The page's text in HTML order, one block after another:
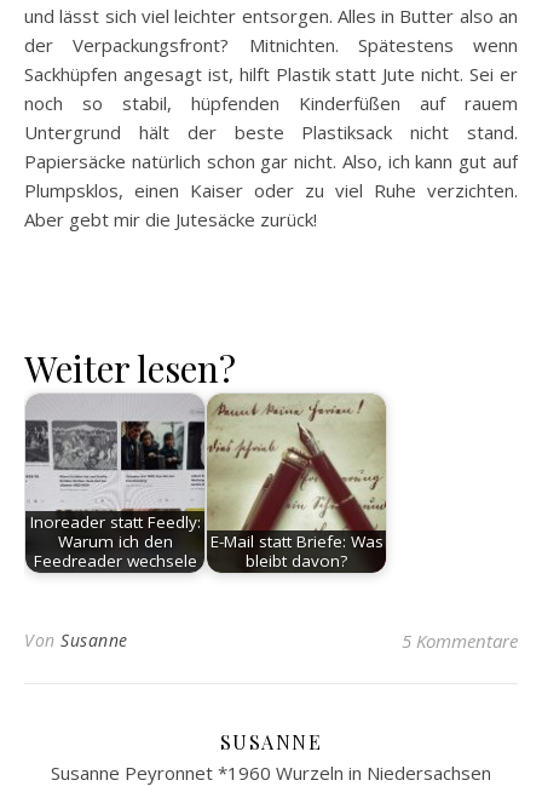
und lässt sich viel leichter entsorgen. Alles in Butter also an
der Verpackungsfront? Mitnichten. Spätestens wenn
Sackhüpfen angesagt ist, hilft Plastik statt Jute nicht. Sei er
noch so stabil, hüpfenden Kinderfüßen auf rauem
Untergrund hält der beste Plastiksack nicht stand.
Papiersäcke natürlich schon gar nicht. Also, ich kann gut auf
Plumpsklos, einen Kaiser oder zu viel Ruhe verzichten.
Aber gebt mir die Jutesäcke zurück!
Weiter lesen?
Inoreader statt Feedly:
Warum ich den
Feedreader wechsele
E-Mail statt Briefe: Was
bleibt davon?
Von Susanne 5 Kommentare
SUSANNE
Susanne Peyronnet *1960 Wurzeln in Niedersachsen